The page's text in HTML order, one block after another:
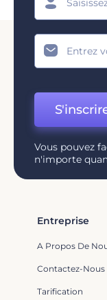
Vous pouvez
n'importe
Entreprise
A Propos De
Contactez-Nous
Tarification